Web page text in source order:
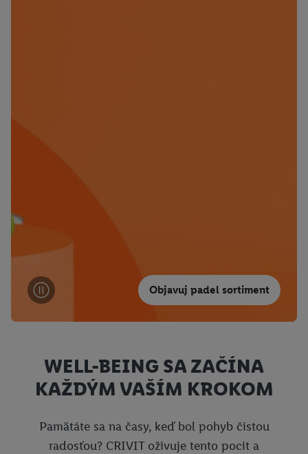
Objavuj padel sortiment
WELL-BEING SA ZAČÍNA
KAŽDÝM VAŠÍM KROKOM
Pamätáte sa na časy, keď bol pohyb čistou
radosťou? CRIVIT oživuje tento pocit a